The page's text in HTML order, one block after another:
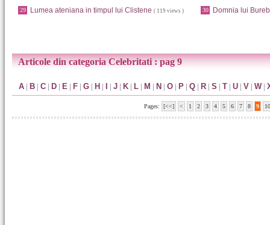
29 Lumea ateniana in timpul lui Clistene ( 119 views ) 30 Domnia lui
Articole din categoria Celebritati : pag 9
A | B | C | D | E | F | G | H | | J | K | L | M | N | O | P | Q | R | S | T | U | V | W|
Pages: [<<] < 1 2 3 4 5 6 7 8 9 10